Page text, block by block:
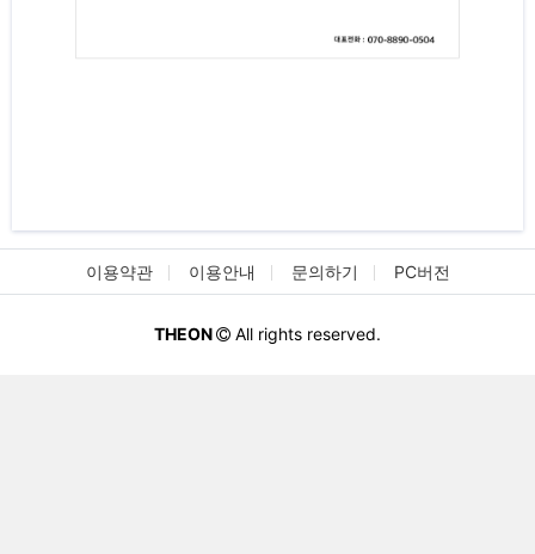
이용약관 이용안내 문의하기 PC버전
THEON All rights reserved.